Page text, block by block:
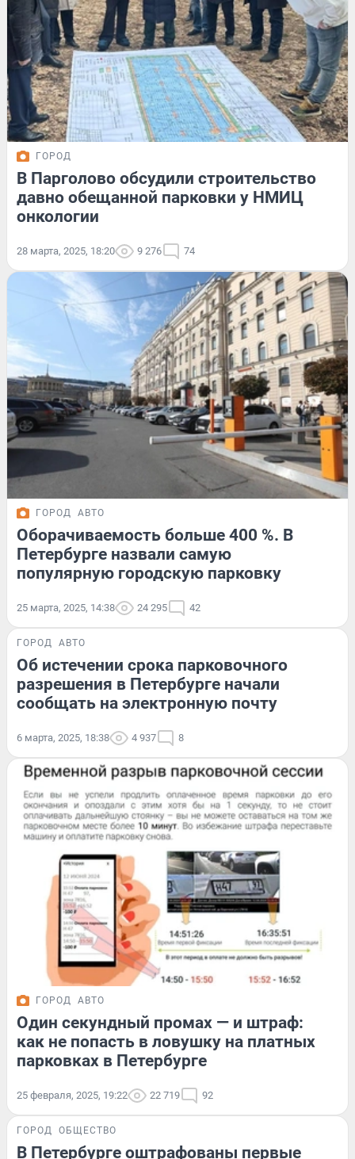
ГОРОД
В Парголово обсудили строительство
давно обещанной парковки у НМИЦ
онкологии
28 марта, 2025, 18:20 9 276 74
ГОРОД АВТО
Оборачиваемость больше 400 %. В
Петербурге назвали самую
популярную городскую парковку
25 марта, 2025, 14:38 24 295 42
ГОРОД АВТО
Об истечении срока парковочного
разрешения в Петербурге начали
сообщать на электронную почту
6 марта, 2025, 18:38 4 937 8
ГОРОД АВТО
Один секундный промах — и штраф:
как не попасть в ловушку на платных
парковках в Петербурге
25 февраля, 2025, 19:22 22 719 92
ГОРОД ОБЩЕСТВО
В Петербурге оштрафованы первые